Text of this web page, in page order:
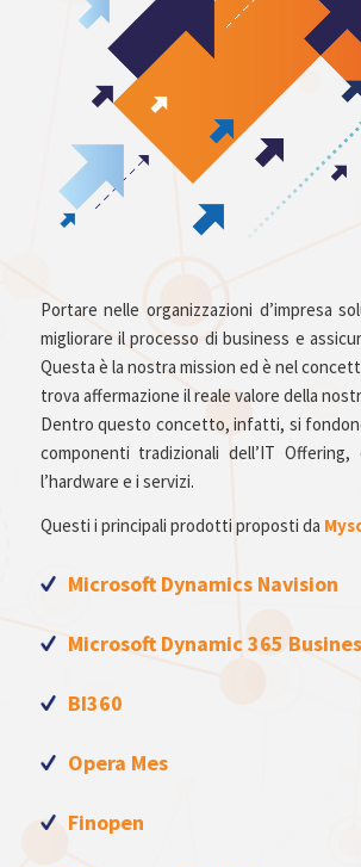
Portare nelle organizzazioni d’impresa
migliorare il processo di business e
Questa è la nostra mission ed è nel
trova affermazione il reale valore della
Dentro questo concetto, infatti, si
componenti tradizionali dell’IT
l’hardware e i servizi.
Questi i principali prodotti proposti da
Microsoft Dynamics Navision
Microsoft Dynamic 365
BI360
Opera Mes
Finopen